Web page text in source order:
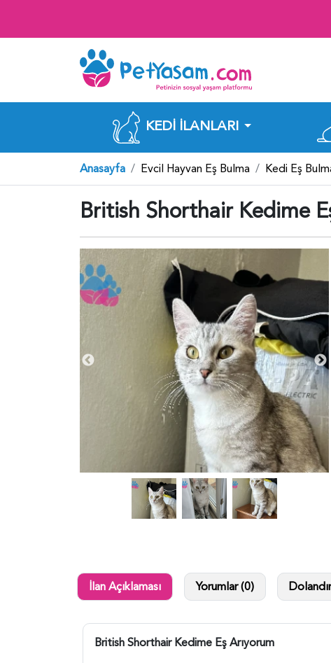
KEDI İLANLARI
Anasayfa Evcil Hayvan Eş Bulma Kedi Eş
British Shorthair Kedime
İlan Açıklaması Yorumlar (0)
British Shorthair Kedime Eş Arıyorum